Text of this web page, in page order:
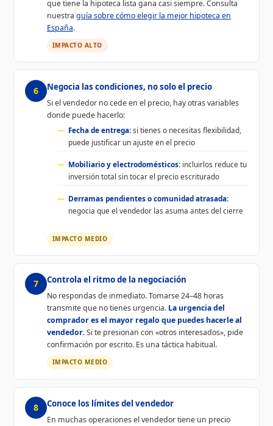
que tiene la hipoteca lista gana casi siempre. Consulta
nuestra guía sobre cómo elegir la mejor hipoteca en
España.
IMPACTO ALTO
6 Negocia las condiciones, no solo el precio
Si el vendedor no cede en el precio, hay otras variables
donde puede hacerlo:
Fecha de entrega:si tienes o necesitas flexibilidad,
puede justificar un ajuste en el precio
Mobiliario y electrodomésticos: incluirlos reduce tu
inversión total sin tocar el precio escriturado
Derramas pendientes o comunidad atrasada:
negocia que el vendedor las asuma antes del cierre
IMPACTO MEDIO
7 Controla el ritmo de la negociación
No respondas de inmediato. Tomarse 24–48 horas
transmite que no tienes urgencia. La urgencia del
comprador es el mayor regalo que puedes hacerle al
vendedor. Si te presionan con «otros interesados», pide
confirmación por escrito. Es una táctica habitual.
IMPACTO MEDIO
8 Conoce los límites del vendedor
En muchas operaciones el vendedor tiene un precio